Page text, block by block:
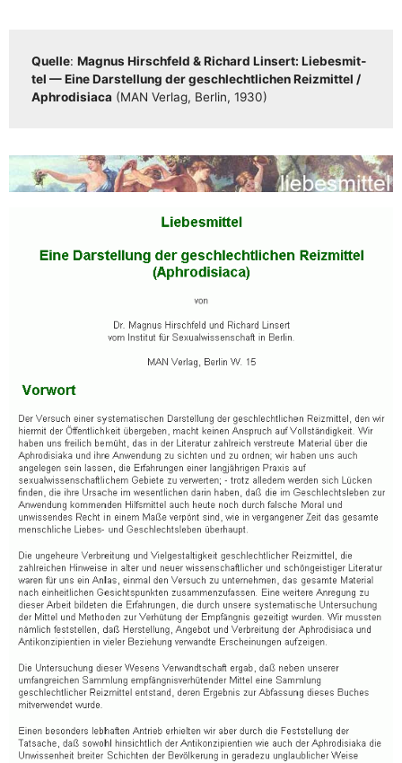
Quel­le: Magnus Hirsch­feld & Richard Lin­sert: Lie­bes­mit­
tel — Eine Dar­stel­lung der geschlecht­li­chen Reiz­mit­tel /​​
Aphro­di­sia­ca (MAN Ver­lag, Ber­lin, 1930)